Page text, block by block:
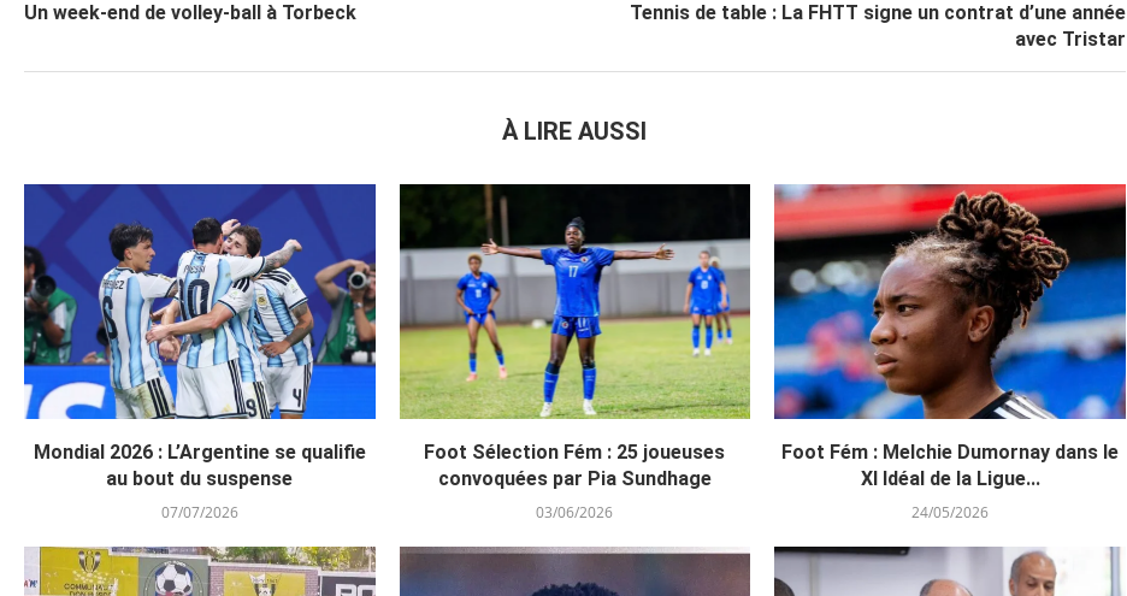
Un week-end de volley-ball à Torbeck
Tennis de table : La FHTT signe un contrat d’une année
avec Tristar
À LIRE AUSSI
Mondial 2026 : L’Argentine se qualifie
au bout du suspense
07/07/2026
Foot Sélection Fém : 25 joueuses
convoquées par Pia Sundhage
03/06/2026
Foot Fém : Melchie Dumornay dans le
XI Idéal de la Ligue...
24/05/2026